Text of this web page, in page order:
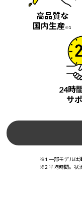
高品質な
国内生産※1
24時
サ
※1 一部モデルは
※2 平均時間。状